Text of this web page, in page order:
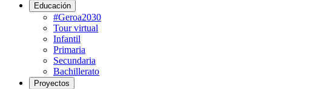
Educación
#Geroa2030
Tour virtual
Infantil
Primaria
Secundaria
Bachillerato
Proyectos